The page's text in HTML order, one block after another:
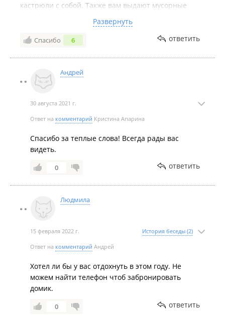
кастрюли с собой. Также вам выдают мусорные
средство для посуды, мыло. В домике есть
вентилятор, горячий душ, большой холодильник,
местах ловит сеть Мегафон. Море находится в двух
минутах от базы, пляж чистый, волны и вода
прекрасные для двухчасового купания)) Благодарю
Развернуть
Спасибо 6 ответить
Андрей
30 августа 2021 г.
Ответ на комментарий Кристина Апарина
Спасибо за теплые слова! Всегда рады вас
видеть.
0 ответить
Людмила
15 февраля 2022 г. История беседы (2)
Ответ на комментарий Андрей
Хотел ли бы у вас отдохнуть в этом году. Не
можем найти телефон чтоб забронировать
домик.
0 ответить